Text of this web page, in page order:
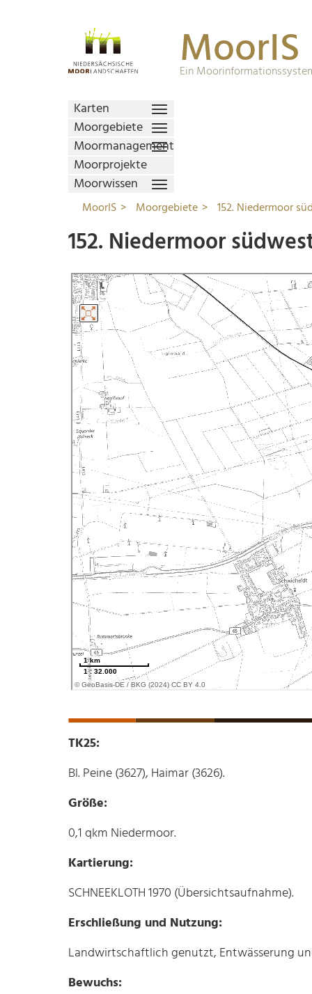
MoorIS
Ein
Karten
Moorgebiete
Moormanagement
Moorprojekte
Moorwissen
MoorIS Moorgebiete 152. Niedermoor
152. Niedermoor
TK25:
Bl. Peine (3627), Haimar (3626).
Größe:
0,1 qkm Niedermoor.
Kartierung:
SCHNEEKLOTH 1970 (Übersichtsaufnahme).
Erschließung und Nutzung:
Landwirtschaftlich genutzt, Entwässerung
Bewuchs: